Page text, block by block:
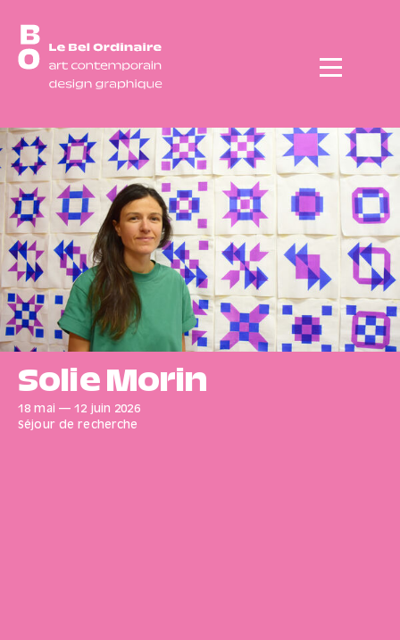
Menu
Solie Morin
18 mai —12 juin 2026
Séjour de recherche